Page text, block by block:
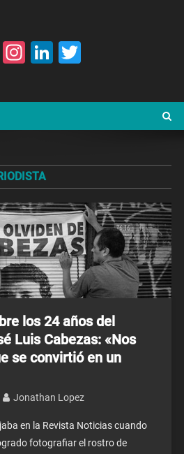
Facebook
Instagram
LinkedIn
los 24 años del
Luis Cabezas: «Nos
se convirtió en un
Jonathan Lopez
en la Revista Noticias cuando
fotografiar el rostro de